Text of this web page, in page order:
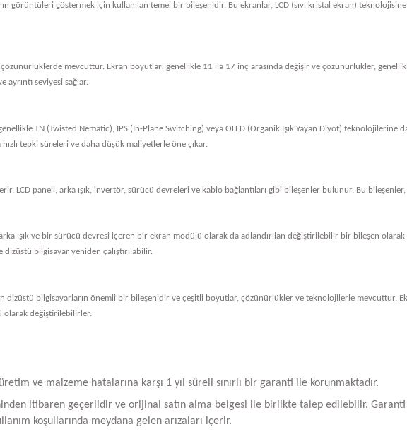
görüntüleri göstermek için kullanılan temel bir bileşenidir. Bu ekranlar, LCD (sıvı kristal ekran)
mevcuttur. Ekran boyutları genellikle 11 ila 17 inç arasında değişir ve çözünürlükler,
seviyesi sağlar.
TN (Twisted Nematic), IPS (In-Plane Switching) veya OLED (Organik Işık Yayan Diyot) teknolojilerine
tepki süreleri ve daha düşük maliyetlerle öne çıkar.
LCD paneli, arka ışık, invertör, sürücü devreleri ve kablo bağlantıları gibi bileşenler bulunur. Bu
ışık ve bir sürücü devresi içeren bir ekran modülü olarak da adlandırılan değiştirilebilir bir bileşen
bilgisayar yeniden çalıştırılabilir.
dizüstü bilgisayarların önemli bir bileşenidir ve çeşitli boyutlar, çözünürlükler ve teknolojilerle mevcuttur.
olarak değiştirilebilirler.
ve malzeme hatalarına karşı 1 yıl süreli sınırlı bir garanti ile korunmaktadır.
itibaren geçerlidir ve orijinal satın alma belgesi ile birlikte talep edilebilir. Garanti
koşullarında meydana gelen arızaları içerir.